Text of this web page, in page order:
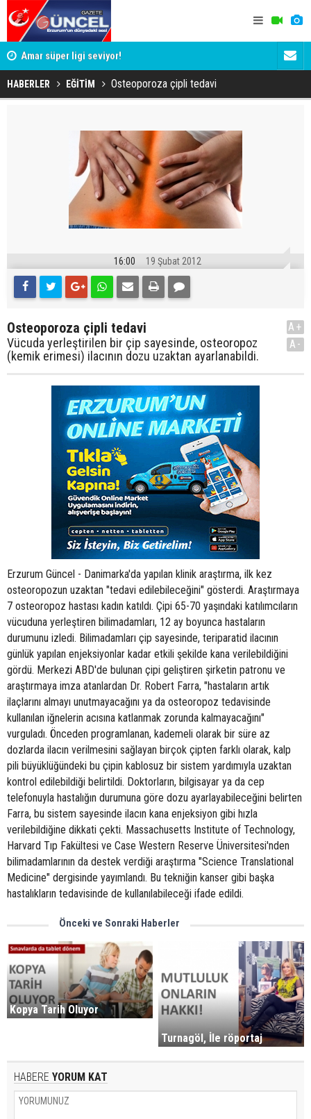
Amar süper ligi seviyor! Erzurum
HABERLER EĞİTİM Osteoporoza çipli tedavi
16:00 19 Şubat 2012
Osteoporoza çipli tedavi
Vücuda yerleştirilen bir çip sayesinde, osteoropoz
(kemik erimesi) ilacının dozu uzaktan ayarlanabildi.
A+
A-
Erzurum Güncel - Danimarka'da yapılan klinik araştırma, ilk kez
osteoropozun uzaktan "tedavi edilebileceğini" gösterdi. Araştırmaya
7 osteoropoz hastası kadın katıldı. Çipi 65-70 yaşındaki katılımcıların
vücuduna yerleştiren bilimadamları, 12 ay boyunca hastaların
durumunu izledi. Bilimadamları çip sayesinde, teriparatid ilacının
günlük yapılan enjeksiyonlar kadar etkili şekilde kana verilebildiğini
gördü. Merkezi ABD'de bulunan çipi geliştiren şirketin patronu ve
araştırmaya imza atanlardan Dr. Robert Farra, "hastaların artık
ilaçlarını almayı unutmayacağını ya da osteoropoz tedavisinde
kullanılan iğnelerin acısına katlanmak zorunda kalmayacağını"
vurguladı. Önceden programlanan, kademeli olarak bir süre az
dozlarda ilacın verilmesini sağlayan birçok çipten farklı olarak, kalp
pili büyüklüğündeki bu çipin kablosuz bir sistem yardımıyla uzaktan
kontrol edilebildiği belirtildi. Doktorların, bilgisayar ya da cep
telefonuyla hastalığın durumuna göre dozu ayarlayabileceğini belirten
Farra, bu sistem sayesinde ilacın kana enjeksiyon gibi hızla
verilebildiğine dikkati çekti. Massachusetts Institute of Technology,
Harvard Tıp Fakültesi ve Case Western Reserve Üniversitesi'nden
bilimadamlarının da destek verdiği araştırma "Science Translational
Medicine" dergisinde yayımlandı. Bu tekniğin kanser gibi başka
hastalıkların tedavisinde de kullanılabileceği ifade edildi.
Önceki ve Sonraki Haberler
Kopya Tarih Oluyor
Turnagöl, İle röportaj
HABERE YORUM KAT